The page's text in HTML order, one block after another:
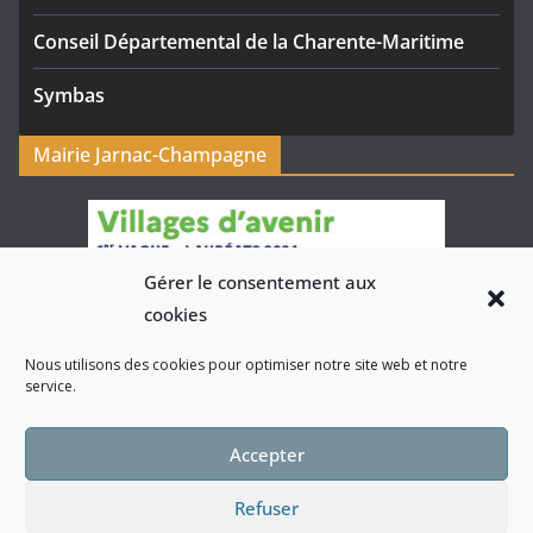
Gérer le consentement aux
cookies
Nous utilisons des cookies pour optimiser notre site web et notre
service.
Accepter
Refuser
Conseil Départemental de la Charente-Maritime
Symbas
Mairie Jarnac-Champagne
Bienvenue à Jarnac-Champagne